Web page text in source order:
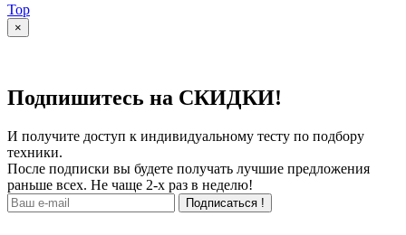
Top
×
Подпишитесь на СКИДКИ!
И получите доступ к индивидуальному тесту по подбору
техники.
После подписки вы будете получать лучшие предложения
раньше всех. Не чаще 2-х раз в неделю!
Подписаться !